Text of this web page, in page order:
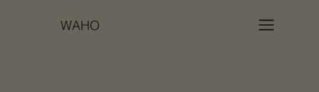
WAHO